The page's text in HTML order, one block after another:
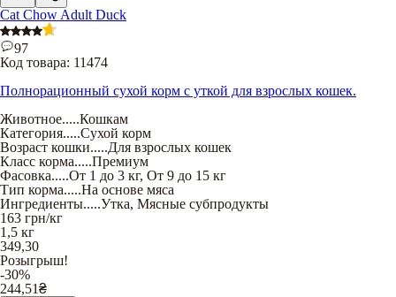
Cat Chow Adult Duck
97
Код товара: 11474
Полнорационный сухой корм с уткой для взрослых кошек.
Животное.....Кошкам
Категория.....Сухой корм
Возраст кошки.....Для взрослых кошек
Класс корма.....Премиум
Фасовка.....От 1 до 3 кг, От 9 до 15 кг
Тип корма.....На основе мяса
Ингредиенты.....Утка, Мясные субпродукты
163 грн/кг
1,5 кг
349,30
Розыгрыш!
-30%
244,51₴